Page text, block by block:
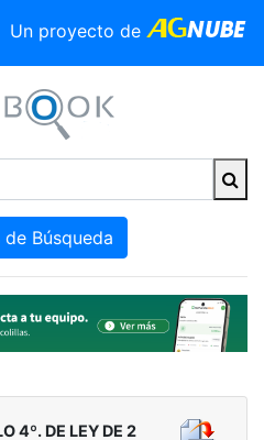
Un proyecto de
Búsqueda
4º. DE LEY DE 2